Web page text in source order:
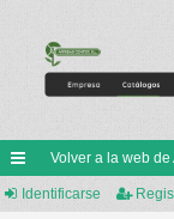
nl
Volver a la web
Identificarse